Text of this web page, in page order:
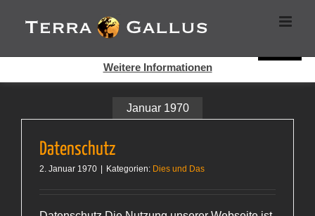
Inhalt
springen
Januar 1970
Datenschutz
2. Januar 1970 Kategorien: Dies und Das
Cookies helfen auf auf dieser Seite bei der Bereitstellung der
Dienste. Durch die Nutzung dieser Webseite erklären Sie sich
Weitere Informationen